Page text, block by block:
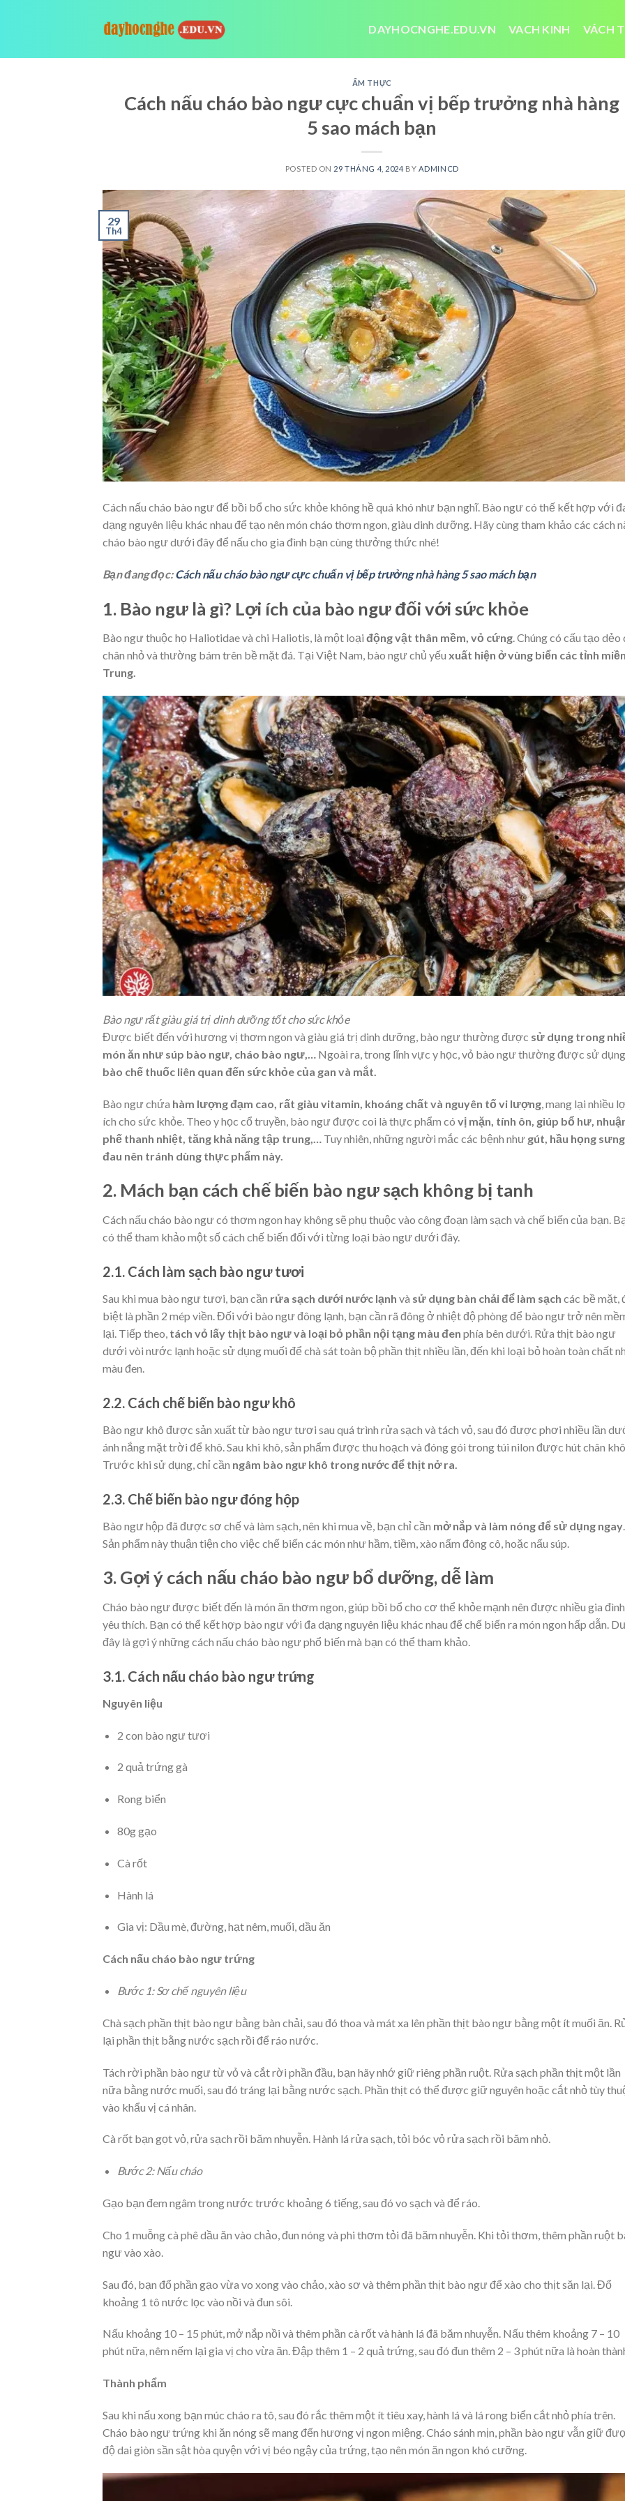
DAYHOCNGHE.EDU.VN VACH KINH VÁCH
ẨM THỰC
Cách nấu cháo bào ngư cực chuẩn vị bếp trưởng nhà hàng
5 sao mách bạn
POSTED ON 29 THÁNG 4, 2024 BY ADMINCD
29
Th4
Cách nấu cháo bào ngư để bồi bổ cho sức khỏe không hề quá khó như bạn nghĩ. Bào ngư có thế kết hợp với
dạng nguyên liệu khác nhau để tạo nên món cháo thơm ngon, giàu dinh dưỡng. Hãy cùng tham khảo các cách
cháo bào ngư dưới đây để nấu cho gia đình bạn cùng thưởng thức nhé!
Bạn đang đọc:Cách nấu cháo bào ngư cực chuẩn vị bếp trưởng nhà hàng 5 sao mách bạn
1. Bào ngư là gì? Lợi ích của bào ngư đối với sức khỏe
Bào ngư thuộc họ Haliotidae và chi Haliotis, là một loại động vật thân mềm, vỏ cứng. Chúng có cấu tạo dẻo
chân nhỏ và thường bám trên bề mặt đá. Tại Việt Nam, bào ngư chủ yếu xuất hiện ở vùng biển các tỉnh
Trung.
Bào ngư rất giàu giá trị dinh dưỡng tốt cho sức khỏe
Được biết đến với hương vị thơm ngon và giàu giá trị dinh dưỡng, bào ngư thường được sử dụng trong
món ăn như súp bào ngư, cháo bào ngư,… Ngoài ra, trong lĩnh vực y học, vỏ bào ngư thường được sử
bào chế thuốc liên quan đến sức khỏe của gan và mắt.
Bào ngư chứa hàm lượng đạm cao, rất giàu vitamin, khoáng chất và nguyên tố vi lượng , mang lại nhiều
ích cho sức khỏe. Theo y học cổ truyền, bào ngư được coi là thực phẩm có vị mặn, tính ôn, giúp bổ hư,
phế thanh nhiệt, tăng khả năng tập trung,…
Tuy nhiên, những người mắc các bệnh như gút, hầu họng sưng
đau nên tránh dùng thực phẩm này.
2. Mách bạn cách chế biến bào ngư sạch không bị tanh
Cách nấu cháo bào ngư có thơm ngon hay không sẽ phụ thuộc vào công đoạn làm sạch và chế biến của bạn.
có thể tham khảo một số cách chế biến đối với từng loại bào ngư dưới đây.
2.1. Cách làm sạch bào ngư tươi
Sau khi mua bào ngư tươi, bạn cần rửa sạch dưới nước lạnh và sử dụng bàn chải để làm sạch các bề mặt,
biệt là phần 2 mép viền. Đối với bào ngư đông lạnh, bạn cần rã đông ở nhiệt độ phòng để bào ngư trở nên
lại. Tiếp theo, tách vỏ lấy thịt bào ngư và loại bỏ phần nội tạng màu đen phía bên dưới. Rửa thịt bào ngư
dưới vòi nước lạnh hoặc sử dụng muối để chà sát toàn bộ phần thịt nhiều lần, đến khi loại bỏ hoàn toàn chất
màu đen.
2.2. Cách chế biến bào ngư khô
Bào ngư khô được sản xuất từ bào ngư tươi sau quá trình rửa sạch và tách vỏ, sau đó được phơi nhiều lần
ánh nắng mặt trời để khô. Sau khi khô, sản phẩm được thu hoạch và đóng gói trong túi nilon được hút chân
Trước khi sử dụng, chỉ cần ngâm bào ngư khô trong nước để thịt nở ra.
2.3. Chế biến bào ngư đóng hộp
Bào ngư hộp đã được sơ chế và làm sạch, nên khi mua về, bạn chỉ cần mở nắp và làm nóng để sử dụng ngay
Sản phẩm này thuận tiện cho việc chế biến các món như hầm, tiềm, xào nấm đông cô, hoặc nấu súp.
3. Gợi ý cách nấu cháo bào ngư bổ dưỡng, dễ làm
Cháo bào ngư được biết đến là món ăn thơm ngon, giúp bồi bổ cho cơ thể khỏe mạnh nên được nhiều gia đình
yêu thích. Bạn có thể kết hợp bào ngư với đa dạng nguyên liệu khác nhau để chế biến ra món ngon hấp dẫn.
đây là gợi ý những cách nấu cháo bào ngư phổ biến mà bạn có thể tham khảo.
3.1. Cách nấu cháo bào ngư trứng
Nguyên liệu
2 con bào ngư tươi
2 quả trứng gà
Rong biển
80g gạo
Cà rốt
Hành lá
Gia vị: Dầu mè, đường, hạt nêm, muối, dầu ăn
Cách nấu cháo bào ngư trứng
Bước 1: Sơ chế nguyên liệu
Chà sạch phần thịt bào ngư bằng bàn chải, sau đó thoa và mát xa lên phần thịt bào ngư bằng một ít muối ăn.
lại phần thịt bằng nước sạch rồi để ráo nước.
Tách rời phần bào ngư từ vỏ và cắt rời phần đầu, bạn hãy nhớ giữ riêng phần ruột. Rửa sạch phần thịt một lần
nữa bằng nước muối, sau đó tráng lại bằng nước sạch. Phần thịt có thể được giữ nguyên hoặc cắt nhỏ tùy
vào khẩu vị cá nhân.
Cà rốt bạn gọt vỏ, rửa sạch rồi băm nhuyễn. Hành lá rửa sạch, tỏi bóc vỏ rửa sạch rồi băm nhỏ.
Bước 2: Nấu cháo
Gạo bạn đem ngâm trong nước trước khoảng 6 tiếng, sau đó vo sạch và để ráo.
Cho 1 muỗng cà phê dầu ăn vào chảo, đun nóng và phi thơm tỏi đã băm nhuyễn. Khi tỏi thơm, thêm phần ruột
ngư vào xào.
Sau đó, bạn đổ phần gạo vừa vo xong vào chảo, xào sơ và thêm phần thịt bào ngư để xào cho thịt săn lại. Đổ
khoảng 1 tô nước lọc vào nồi và đun sôi.
Nấu khoảng 10 – 15 phút, mở nắp nồi và thêm phần cà rốt và hành lá đã băm nhuyễn. Nấu thêm khoảng 7 – 10
phút nữa, nêm nếm lại gia vị cho vừa ăn. Đập thêm 1 – 2 quả trứng, sau đó đun thêm 2 – 3 phút nữa là hoàn
Thành phẩm
Sau khi nấu xong bạn múc cháo ra tô, sau đó rắc thêm một ít tiêu xay, hành lá và lá rong biển cắt nhỏ phía trên.
Cháo bào ngư trứng khi ăn nóng sẽ mang đến hương vị ngon miệng. Cháo sánh mịn, phần bào ngư vẫn giữ
độ dai giòn sần sật hòa quyện với vị béo ngậy của trứng, tạo nên món ăn ngon khó cưỡng.